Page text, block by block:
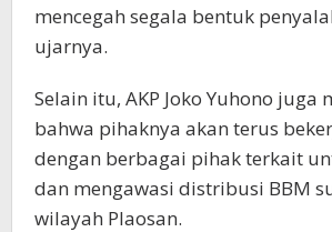
mencegah segala bentuk
ujarnya.
Selain itu, AKP Joko Yuhono juga
bahwa pihaknya akan terus
dengan berbagai pihak terkait
dan mengawasi distribusi BBM
wilayah Plaosan.